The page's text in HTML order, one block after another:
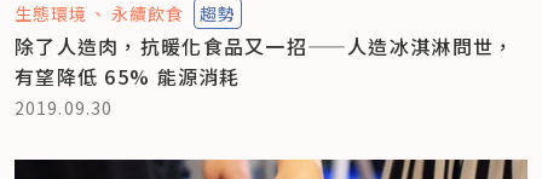
生態環境 永續飲食 趨勢
除了人造肉，抗暖化食品又一招——人造冰淇淋問世，
有望降低 65% 能源消耗
2019.09.30